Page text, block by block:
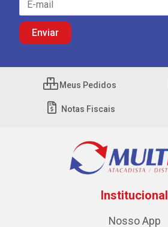
Meus Pedidos
Notas Fiscais
Institucional
Nosso App